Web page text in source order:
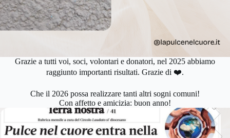
Grazie a tutti voi, soci, volontari e donatori, nel 2025 abbiamo
raggiunto importanti risultati. Grazie di ❤️.
Che il 2026 possa realizzare tanti altri sogni comuni!
Con affetto e amicizia: buon anno!